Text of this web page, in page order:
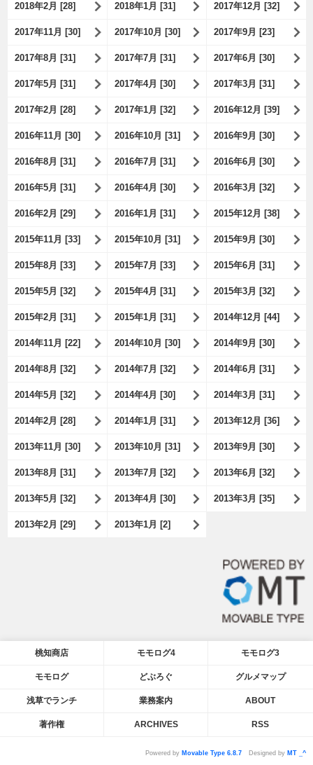
2018年2月 [28] 2018年1月 [31] 2017年12月 [32]
2017年11月 [30] 2017年10月 [30] 2017年9月 [23]
2017年8月 [31] 2017年7月 [31] 2017年6月 [30]
2017年5月 [31] 2017年4月 [30] 2017年3月 [31]
2017年2月 [28] 2017年1月 [32] 2016年12月 [39]
2016年11月 [30] 2016年10月 [31] 2016年9月 [30]
2016年8月 [31] 2016年7月 [31] 2016年6月 [30]
2016年5月 [31] 2016年4月 [30] 2016年3月 [32]
2016年2月 [29] 2016年1月 [31] 2015年12月 [38]
2015年11月 [33] 2015年10月 [31] 2015年9月 [30]
2015年8月 [33] 2015年7月 [33] 2015年6月 [31]
2015年5月 [32] 2015年4月 [31] 2015年3月 [32]
2015年2月 [31] 2015年1月 [31] 2014年12月 [44]
2014年11月 [22] 2014年10月 [30] 2014年9月 [30]
2014年8月 [32] 2014年7月 [32] 2014年6月 [31]
2014年5月 [32] 2014年4月 [30] 2014年3月 [31]
2014年2月 [28] 2014年1月 [31] 2013年12月 [36]
2013年11月 [30] 2013年10月 [31] 2013年9月 [30]
2013年8月 [31] 2013年7月 [32] 2013年6月 [32]
2013年5月 [32] 2013年4月 [30] 2013年3月 [35]
2013年2月 [29] 2013年1月 [2]
桃知商店 モモログ4 モモログ3
モモログ どぶろぐ グルメマップ
浅草でランチ 業務案内 ABOUT
著作権 ARCHIVES RSS
Powered by Movable Type 6.8.7 Designed by MT _^